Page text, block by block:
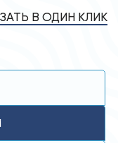
В ОДИН КЛИК